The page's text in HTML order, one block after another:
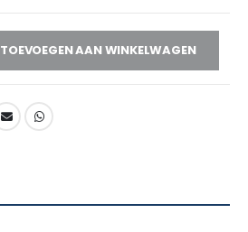
TOEVOEGEN AAN WINKELWAGEN